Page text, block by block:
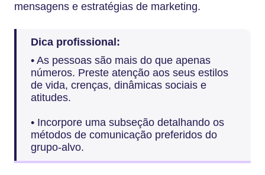
mensagens e estratégias de marketing.
Dica profissional:
• As pessoas são mais do que apenas
números. Preste atenção aos seus estilos
de vida, crenças, dinâmicas sociais e
atitudes.
• Incorpore uma subseção detalhando os
métodos de comunicação preferidos do
grupo-alvo.